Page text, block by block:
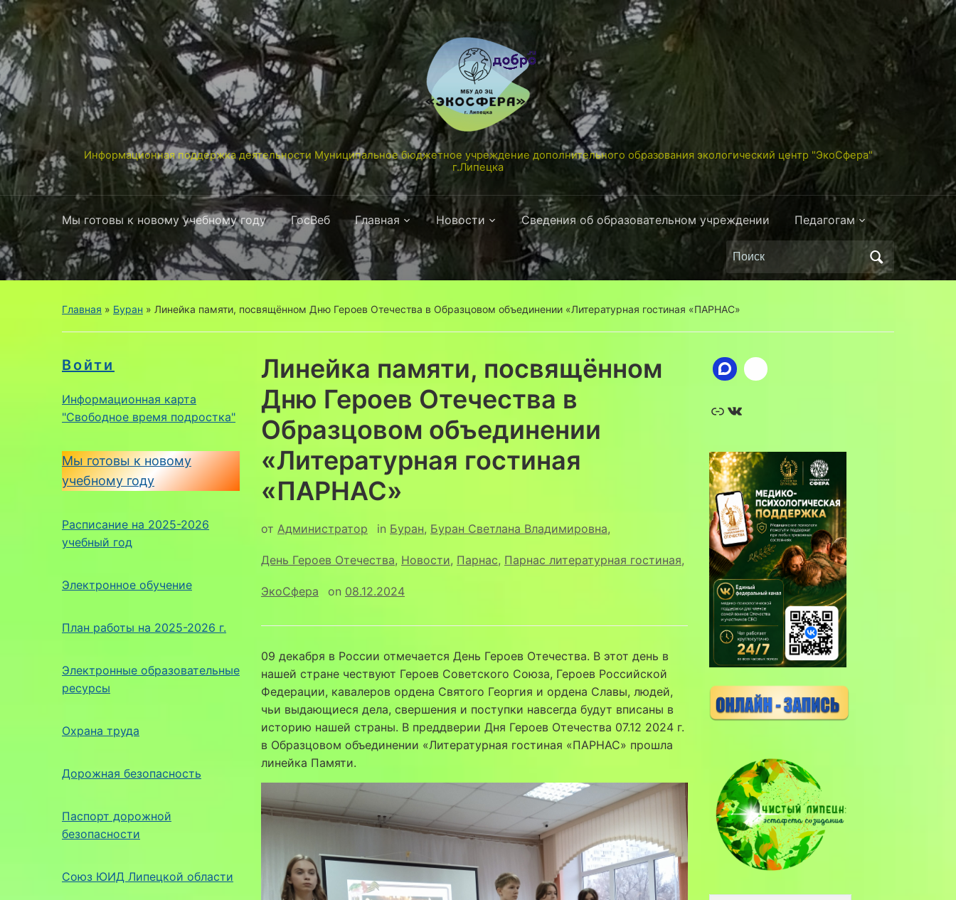
Информационная поддержка деятельности Муниципальное бюджетное учреждение дополнительного образования экологический центр "ЭкоСфера"
г.Липецка
Мы готовы к новому учебному году ГосВеб Главная Новости Сведения об образовательном учреждении Педагогам
Поиск
по:
Главная » Буран » Линейка памяти, посвящённом Дню Героев Отечества в Образцовом объединении «Литературная гостиная «ПАРНАС»
Войти
Информационная карта
"Свободное время подростка"
Мы готовы к новому
учебному году
Расписание на 2025-2026
учебный год
Электронное обучение
План работы на 2025-2026 г.
Электронные образовательные
ресурсы
Охрана труда
Дорожная безопасность
Паспорт дорожной
безопасности
Союз ЮИД Липецкой области
Линейка памяти, посвящённом
Дню Героев Отечества в
Образцовом объединении
«Литературная гостиная
«ПАРНАС»
от Администратор in Буран, Буран Светлана Владимировна,
День Героев Отечества, Новости, Парнас, Парнас литературная гостиная,
ЭкоСфера on 08.12.2024
09 декабря в России отмечается День Героев Отечества. В этот день в
нашей стране чествуют Героев Советского Союза, Героев Российской
Федерации, кавалеров ордена Святого Георгия и ордена Славы, людей,
чьи выдающиеся дела, свершения и поступки навсегда будут вписаны в
историю нашей страны. В преддверии Дня Героев Отечества 07.12 2024 г.
в Образцовом объединении «Литературная гостиная «ПАРНАС» прошла
линейка Памяти.
Ссылка